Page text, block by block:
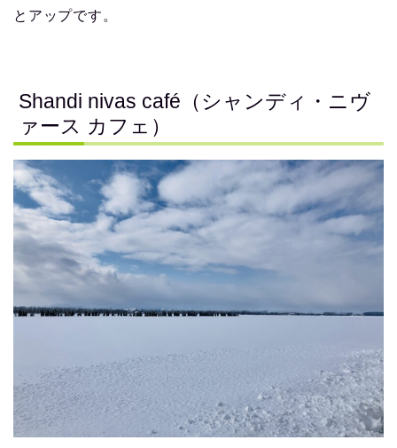
とアップです。
Shandi nivas café（シャンディ・ニヴ
ァース カフェ）